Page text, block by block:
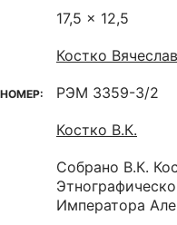
17,5 x 12,5
Костко
РЭМ 3359-3/2
Костко В.К.
Собрано В.К.
Императора